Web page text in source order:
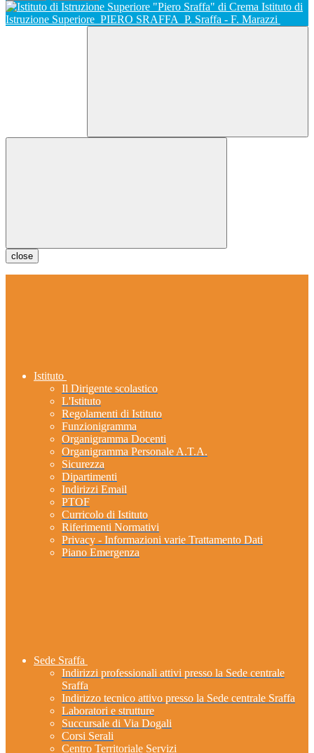
Istituto di
Istruzione Superiore PIERO SRAFFA P. Sraffa - F. Marazzi
close
Istituto
Il Dirigente scolastico
L'Istituto
Regolamenti di Istituto
Funzionigramma
Organigramma Docenti
Organigramma Personale A.T.A.
Sicurezza
Dipartimenti
Indirizzi Email
PTOF
Curricolo di Istituto
Riferimenti Normativi
Privacy - Informazioni varie Trattamento Dati
Piano Emergenza
Sede Sraffa
Indirizzi professionali attivi presso la Sede centrale
Sraffa
Indirizzo tecnico attivo presso la Sede centrale Sraffa
Laboratori e strutture
Succursale di Via Dogali
Corsi Serali
Centro Territoriale Servizi